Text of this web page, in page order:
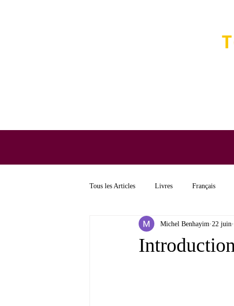
T
Tous les Articles Livres Français
Michel Benhayim 22 juin